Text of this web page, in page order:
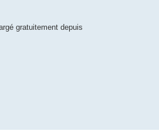
gratuitement depuis